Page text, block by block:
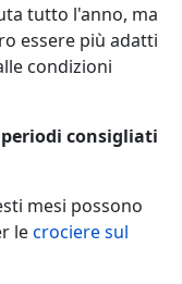
tutto l'anno, ma
essere più adatti
condizioni
consigliati
mesi possono
lecrociere sul